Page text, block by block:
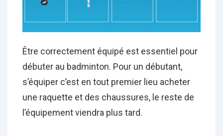
Être correctement équipé est essentiel pour
débuter au badminton. Pour un débutant,
s’équiper c’est en tout premier lieu acheter
une raquette et des chaussures, le reste de
l’équipement viendra plus tard.